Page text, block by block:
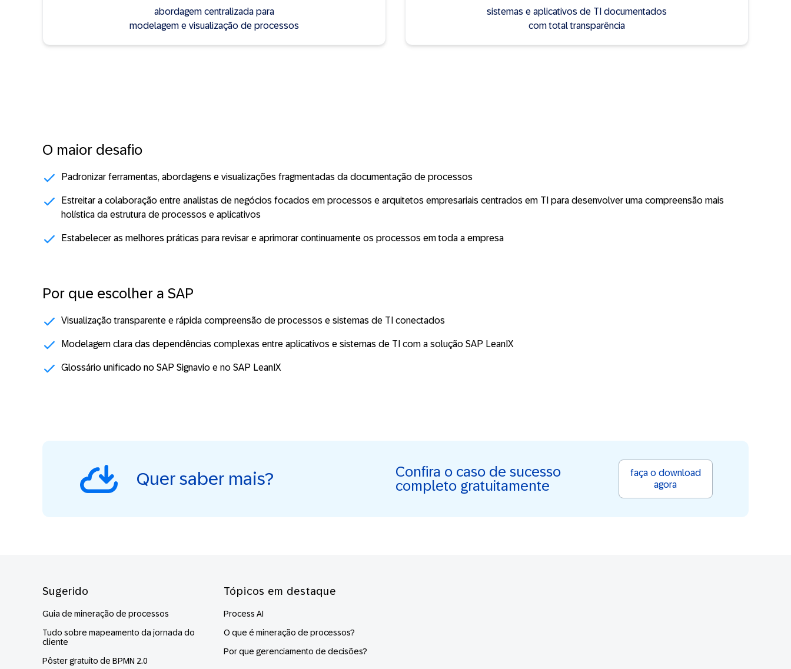
abordagem centralizada para
modelagem e visualização de processos
sistemas e aplicativos de TI documentados
com total transparência
O maior desafio
Padronizar ferramentas, abordagens e visualizações fragmentadas da documentação de processos
Estreitar a colaboração entre analistas de negócios focados em processos e arquitetos empresariais centrados em TI para desenvolver uma compreensão mais
holística da estrutura de processos e aplicativos
Estabelecer as melhores práticas para revisar e aprimorar continuamente os processos em toda a empresa
Por que escolher a SAP
Visualização transparente e rápida compreensão de processos e sistemas de TI conectados
Modelagem clara das dependências complexas entre aplicativos e sistemas de TI com a solução SAP LeanIX
Glossário unificado no SAP Signavio e no SAP LeanIX
Quer saber mais?
Confira o caso de sucesso
completo gratuitamente
faça o download
agora
Sugerido
Guia de mineração de processos
Tudo sobre mapeamento da jornada do
cliente
Pôster gratuito de BPMN 2.0
Tópicos em destaque
Process AI
O que é mineração de processos?
Por que gerenciamento de decisões?